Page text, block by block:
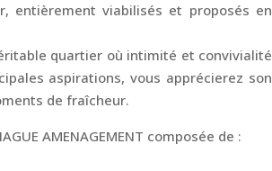
entièrement viabilisés et proposés en
quartier où intimité et convivialité
aspirations, vous apprécierez son
de fraîcheur.
AMENAGEMENT composée de :